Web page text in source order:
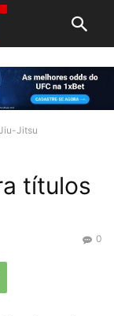
Jitsu
títulos
0